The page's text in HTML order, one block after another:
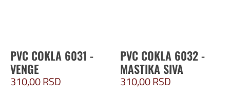
PVC COKLA 6031 -
VENGE
310,00RSD
PVC COKLA 6032 -
MASTIKA SIVA
310,00RSD